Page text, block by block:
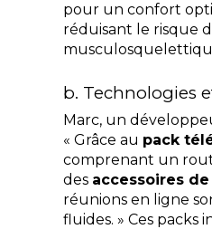
pour un confort
réduisant le risque
b. Technologies
Marc, un
« Grâce au pack
comprenant un
des accessoires
réunions en ligne
fluides. » Ces packs